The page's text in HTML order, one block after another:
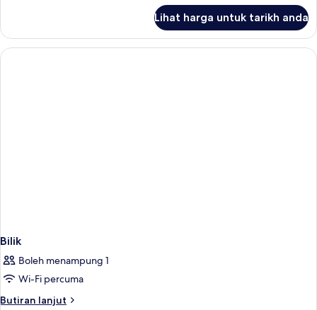
Double
Room
Lihat harga untuk tarikh anda
Bilik
Boleh menampung 1
Wi-Fi percuma
Butiran lanjut
Butiran